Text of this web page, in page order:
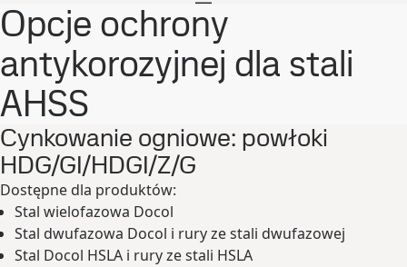
Opcje ochrony
antykorozyjnej dla stali
AHSS
Cynkowanie ogniowe: powłoki
HDG/GI/HDGI/Z/G
Dostępne dla produktów:
Stal wielofazowa Docol
Stal dwufazowa Docol i rury ze stali dwufazowej
Stal Docol HSLA i rury ze stali HSLA